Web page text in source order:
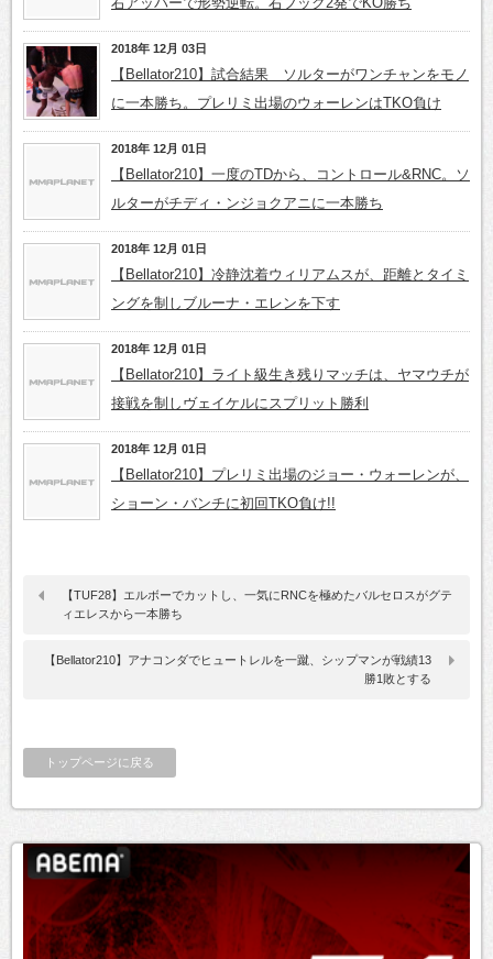
2018年 12月 03日
【Bellator210】試合結果 ソルターがワンチャンをモノ
に一本勝ち。プレリミ出場のウォーレンはTKO負け
2018年 12月 01日
【Bellator210】一度のTDから、コントロール&RNC。ソ
ルターがチディ・ンジョクアニに一本勝ち
2018年 12月 01日
【Bellator210】冷静沈着ウィリアムスが、距離とタイミ
ングを制しブルーナ・エレンを下す
2018年 12月 01日
【Bellator210】ライト級生き残りマッチは、ヤマウチが
接戦を制しヴェイケルにスプリット勝利
2018年 12月 01日
【Bellator210】プレリミ出場のジョー・ウォーレンが、
ショーン・バンチに初回TKO負け!!
【TUF28】エルボーでカットし、一気にRNCを極めたバルセロスがグテ
ィエレスから一本勝ち
【Bellator210】アナコンダでヒュートレルを一蹴、シップマンが戦績13
勝1敗とする
トップページに戻る